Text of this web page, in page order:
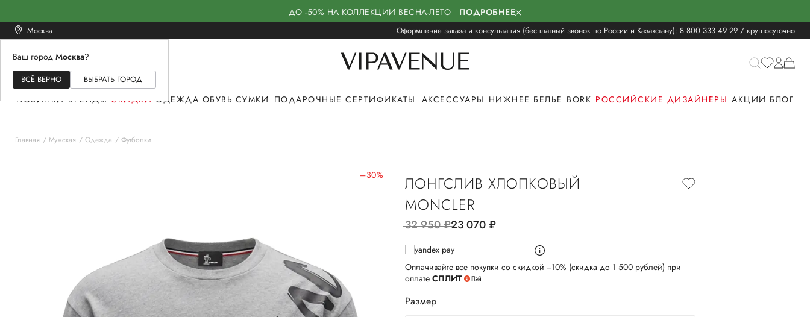
ДО -50% НА КОЛЛЕКЦИИ ВЕСНА-ЛЕТО ПОДРОБНЕЕ
Москва Оформление заказа и консультация (бесплатный звонок по России и Казахстану): 8 800 333 49 29 / круглосуточно
Ваш город Москва?
ВСЁ ВЕРНО ВЫБРАТЬ ГОРОД
ЖЕНСКОЕМУЖСКОЕ
НОВИНКИ БРЕНДЫ СКИДКИ ОДЕЖДА ОБУВЬ СУМКИ ПОДАРОЧНЫЕ СЕРТИФИКАТЫ АКСЕССУАРЫ НИЖНЕЕ БЕЛЬЕ BORK РОССИЙСКИЕ ДИЗАЙНЕРЫ АКЦИИ БЛОГ
Главная Мужская Одежда Футболки
–30%
ЛОНГСЛИВ ХЛОПКОВЫЙ
MONCLER
32 950руб.23 070руб.
Оплачивайте все покупки со скидкой −10% (скидка до 1 500 рублей) при
оплате СПЛИТ
Размер